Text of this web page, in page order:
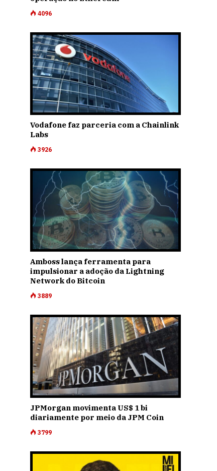
4096
Vodafone faz parceria com a Chainlink
Labs
3926
Amboss lança ferramenta para
impulsionar a adoção da Lightning
Network do Bitcoin
3889
JPMorgan movimenta US$ 1 bi
diariamente por meio da JPM Coin
3799